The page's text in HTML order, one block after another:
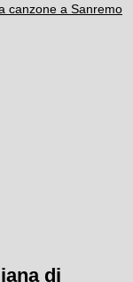
canzone a Sanremo
di